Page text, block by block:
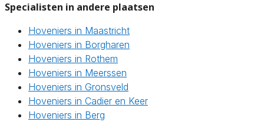
Specialisten in andere plaatsen
Hoveniers in Maastricht
Hoveniers in Borgharen
Hoveniers in Rothem
Hoveniers in Meerssen
Hoveniers in Gronsveld
Hoveniers in Cadier en Keer
Hoveniers in Berg